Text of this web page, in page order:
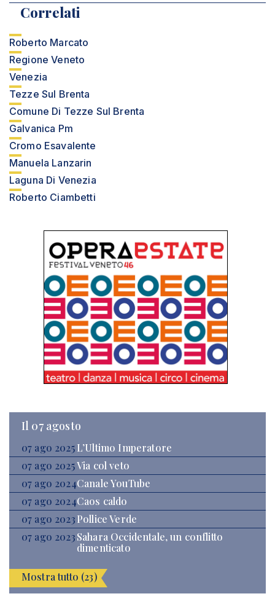
Correlati
Roberto Marcato
Regione Veneto
Venezia
Tezze Sul Brenta
Comune Di Tezze Sul Brenta
Galvanica Pm
Cromo Esavalente
Manuela Lanzarin
Laguna Di Venezia
Roberto Ciambetti
Il 07 agosto
07 ago 2025 L’Ultimo Imperatore
07 ago 2025Via col veto
07 ago 2024Canale YouTube
07 ago 2024Caos caldo
07 ago 2023Pollice Verde
07 ago 2023Sahara Occidentale, un conflitto
dimenticato
Mostra tutto (23)